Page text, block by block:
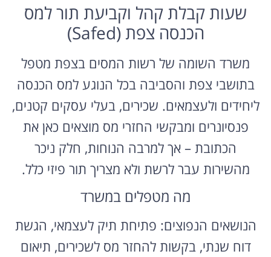
שעות קבלת קהל וקביעת תור למס
הכנסה צפת (Safed)
משרד השומה של רשות המסים בצפת מטפל
בתושבי צפת והסביבה בכל הנוגע למס הכנסה
ליחידים ולעצמאים. שכירים, בעלי עסקים קטנים,
פנסיונרים ומבקשי החזרי מס מוצאים כאן את
הכתובת – אך למרבה הנוחות, חלק ניכר
מהשירות עבר לרשת ולא מצריך תור פיזי כלל.
מה מטפלים במשרד
הנושאים הנפוצים: פתיחת תיק לעצמאי, הגשת
דוח שנתי, בקשות להחזר מס לשכירים, תיאום